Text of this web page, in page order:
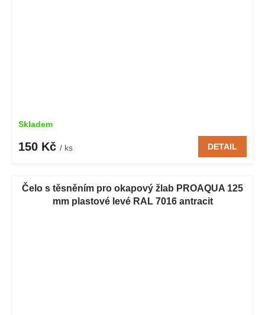
Skladem
150 Kč / ks DETAIL
Čelo s těsněním pro okapový žlab PROAQUA 125
mm plastové levé RAL 7016 antracit